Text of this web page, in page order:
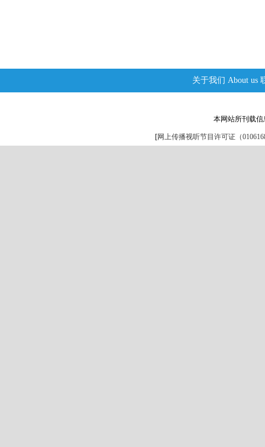
关于我们 About us
本网站所刊载
[网上传播视听节目许可证（